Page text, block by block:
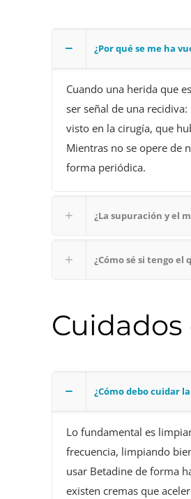
¿Por qué se me ha
Cuando una herida que
ser señal de una
visto en la cirugía, que
Mientras no se opere de
forma periódica.
¿La supuración y el
¿Cómo sé si tengo el
Cuidados
¿Cómo debo cuidar
Lo fundamental es
frecuencia, limpiando
usar Betadine de forma
existen cremas que